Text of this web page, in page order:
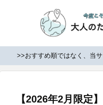
>>おすすめ順ではなく、当
【2026年2月限定